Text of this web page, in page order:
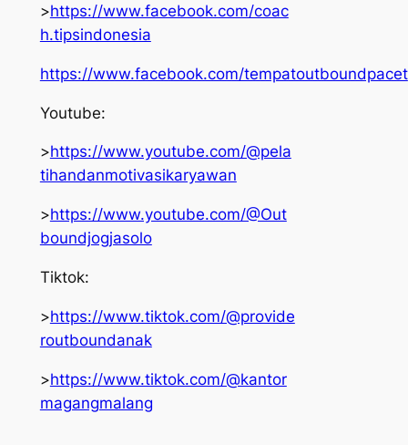
>https://www.facebook.com/coac
h.tipsindonesia
https://www.facebook.com/tempatoutboundpacet
Youtube:
>https://www.youtube.com/@pela
tihandanmotivasikaryawan
>https://www.youtube.com/@Out
boundjogjasolo
Tiktok:
>https://www.tiktok.com/@provide
routboundanak
>https://www.tiktok.com/@kantor
magangmalang